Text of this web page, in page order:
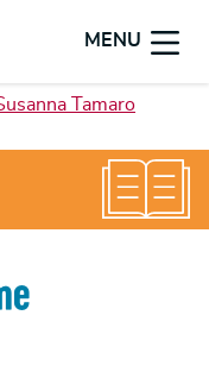
MENU
Tamaro